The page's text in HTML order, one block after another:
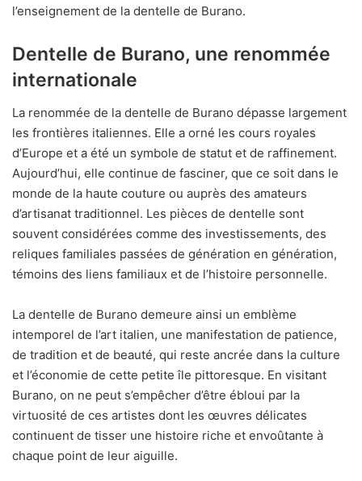
l’enseignement de la dentelle de Burano.
Dentelle de Burano, une renommée
internationale
La renommée de la dentelle de Burano dépasse largement
les frontières italiennes. Elle a orné les cours royales
d’Europe et a été un symbole de statut et de raffinement.
Aujourd’hui, elle continue de fasciner, que ce soit dans le
monde de la haute couture ou auprès des amateurs
d’artisanat traditionnel. Les pièces de dentelle sont
souvent considérées comme des investissements, des
reliques familiales passées de génération en génération,
témoins des liens familiaux et de l’histoire personnelle.
La dentelle de Burano demeure ainsi un emblème
intemporel de l’art italien, une manifestation de patience,
de tradition et de beauté, qui reste ancrée dans la culture
et l’économie de cette petite île pittoresque. En visitant
Burano, on ne peut s’empêcher d’être ébloui par la
virtuosité de ces artistes dont les œuvres délicates
continuent de tisser une histoire riche et envoûtante à
chaque point de leur aiguille.